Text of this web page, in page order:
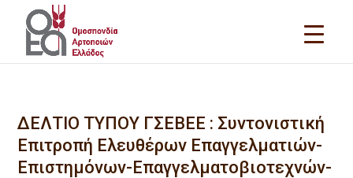
ΔΕΛΤΙΟ ΤΥΠΟΥ ΓΣΕΒΕΕ : Συντονιστική
Επιτροπή Ελευθέρων Επαγγελματιών-
Επιστημόνων-Επαγγελματοβιοτεχνών-